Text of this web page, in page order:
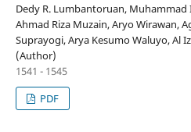
Dedy R. Lumbantoruan, Muhammad
Ahmad Riza Muzain, Aryo Wirawan,
Suprayogi, Arya Kesumo Waluyo, Al
(Author)
1541 - 1545
PDF